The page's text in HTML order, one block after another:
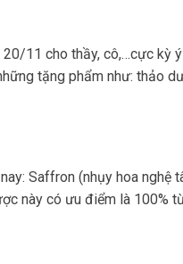
11 cho thầy, cô,…cực kỳ
tặng phẩm như: thảo
Saffron (nhụy hoa
này có ưu điểm là 100%